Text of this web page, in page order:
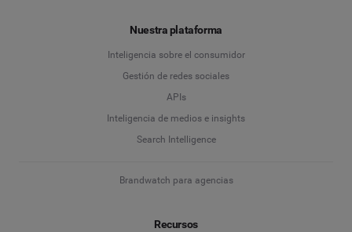
Nuestra plataforma
Inteligencia sobre el consumidor
Gestión de redes sociales
APIs
Inteligencia de medios e insights
Search Intelligence
Brandwatch para agencias
Recursos